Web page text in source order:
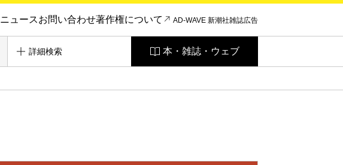
ニュースお問い合わせ著作権について AD-WAVE 新潮社雑誌広告
詳細検索 本・雑誌・ウェブ